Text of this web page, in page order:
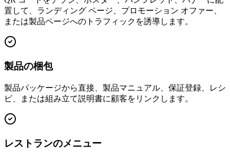
置して、ランディング ページ、プロモーション オファー、
または製品ページへのトラフィックを誘導します。
製品の梱包
製品パッケージから直接、製品マニュアル、保証登録、レシ
ピ、または組み立て説明書に顧客をリンクします。
レストランのメニュー